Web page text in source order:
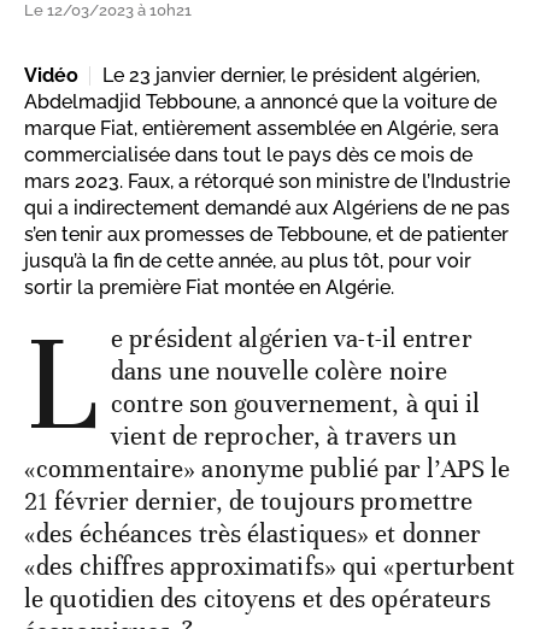
Le 12/03/2023 à 10h21
Vidéo
Le 23 janvier dernier, le président algérien,
Abdelmadjid Tebboune, a annoncé que la voiture de
marque Fiat, entièrement assemblée en Algérie, sera
commercialisée dans tout le pays dès ce mois de
mars 2023. Faux, a rétorqué son ministre de l’Industrie
qui a indirectement demandé aux Algériens de ne pas
s’en tenir aux promesses de Tebboune, et de patienter
jusqu’à la fin de cette année, au plus tôt, pour voir
sortir la première Fiat montée en Algérie.
L e président algérien va-t-il entrer
dans une nouvelle colère noire
contre son gouvernement, à qui il
vient de reprocher, à travers un
«commentaire» anonyme publié par l’APS le
21 février dernier, de toujours promettre
«des échéances très élastiques» et donner
«des chiffres approximatifs» qui «perturbent
le quotidien des citoyens et des opérateurs